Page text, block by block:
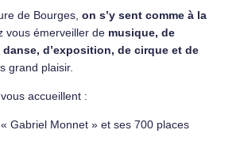
de Bourges, on s’y sent comme à la
vous émerveiller de musique, de
d’exposition, de cirque et de
grand plaisir.
accueillent :
Gabriel Monnet » et ses 700 places